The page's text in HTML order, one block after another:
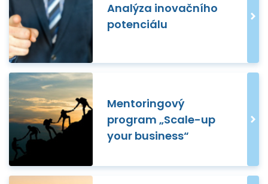
Analýza inovačního
potenciálu
Mentoringový
program „Scale-up
your business“